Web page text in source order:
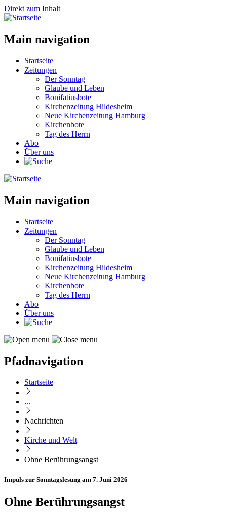
Direkt zum Inhalt
Main navigation
Startseite
Zeitungen
Der Sonntag
Glaube und Leben
Bonifatiusbote
Kirchenzeitung Hildesheim
Neue Kirchenzeitung Hamburg
Kirchenbote
Tag des Herrn
Abo
Über uns
Main navigation
Startseite
Zeitungen
Der Sonntag
Glaube und Leben
Bonifatiusbote
Kirchenzeitung Hildesheim
Neue Kirchenzeitung Hamburg
Kirchenbote
Tag des Herrn
Abo
Über uns
Pfadnavigation
Startseite
...
Nachrichten
Kirche und Welt
Ohne Berührungsangst
Impuls zur Sonntagslesung am 7. Juni 2026
Ohne Berührungsangst